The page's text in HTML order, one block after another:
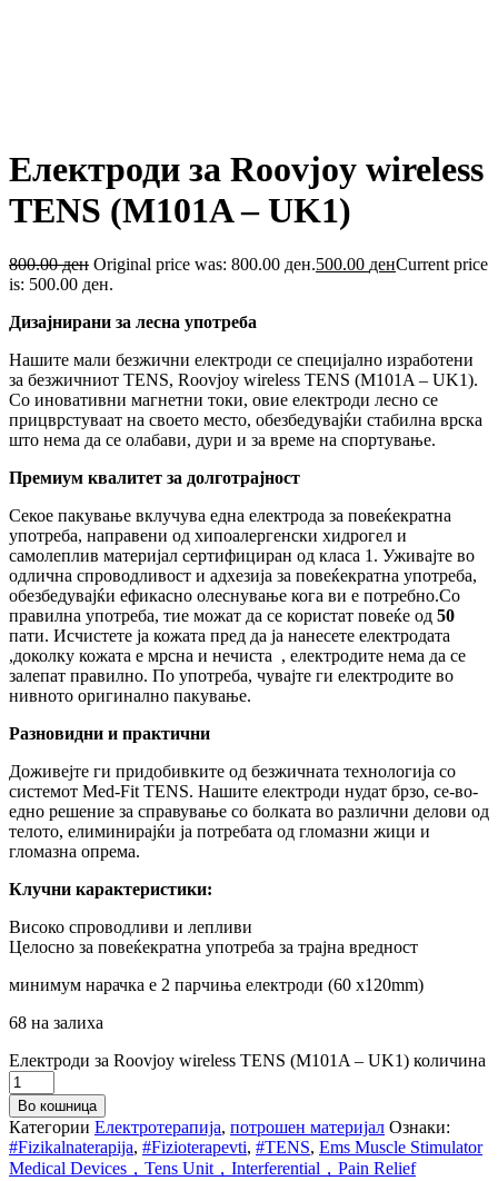
Електроди за Roovjoy wireless
TENS (M101A – UK1)
800.00ден Original price was: 800.00 ден.500.00 денCurrent price
is: 500.00 ден.
Дизајнирани за лесна употреба
Нашите мали безжични електроди се специјално изработени
за безжичниот TENS, Roovjoy wireless TENS (M101A – UK1).
Со иновативни магнетни токи, овие електроди лесно се
прицврстуваат на своето место, обезбедувајќи стабилна врска
што нема да се олабави, дури и за време на спортување.
Премиум квалитет за долготрајност
Секое пакување вклучува една електрода за повеќекратна
употреба, направени од хипоалергенски хидрогел и
самолеплив материјал сертифициран од класа 1. Уживајте во
одлична спроводливост и адхезија за повеќекратна употреба,
обезбедувајќи ефикасно олеснување кога ви е потребно.Со
правилна употреба, тие можат да се користат повеќе од 50
пати. Исчистете ја кожата пред да ја нанесете електродата
,доколку кожата е мрсна и нечиста , електродите нема да се
залепат правилно. По употреба, чувајте ги електродите во
нивното оригинално пакување.
Разновидни и практични
Доживејте ги придобивките од безжичната технологија со
системот Med-Fit TENS. Нашите електроди нудат брзо, се-во-
едно решение за справување со болката во различни делови од
телото, елиминирајќи ја потребата од гломазни жици и
гломазна опрема.
Клучни карактеристики:
Високо спроводливи и лепливи
Целосно за повеќекратна употреба за трајна вредност
минимум нарачка е 2 парчиња електроди (60 x120mm)
68 на залиха
Електроди за Roovjoy wireless TENS (M101A – UK1) количина
Во кошница
Категории Електротерапија, потрошен материјал Ознаки:
#Fizikalnaterapija, #Fizioterapevti, #TENS, Ems Muscle Stimulator
Medical Devices，Tens Unit，Interferential，Pain Relief